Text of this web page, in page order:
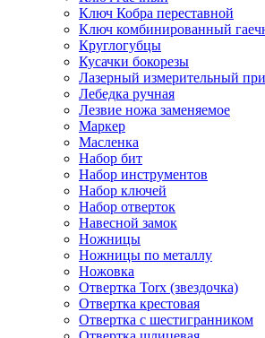
Ключ Кобра переставной
Ключ комбинированный
Круглогубцы
Кусачки бокорезы
Лазерный измерительный
Лебедка ручная
Лезвие ножа заменяемое
Маркер
Масленка
Набор бит
Набор инструментов
Набор ключей
Набор отверток
Навесной замок
Ножницы
Ножницы по металлу
Ножовка
Отвертка Torx (звездочка)
Отвертка крестовая
Отвертка с шестигранником